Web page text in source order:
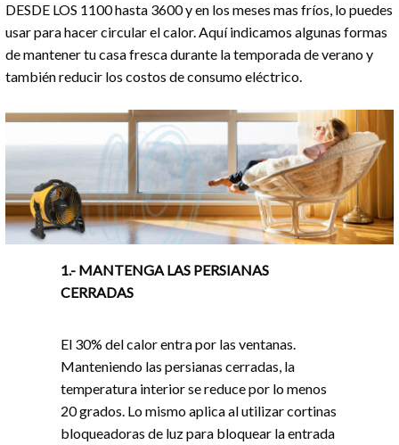
DESDE LOS 1100 hasta 3600 y en los meses mas fríos, lo puedes
usar para hacer circular el calor. Aquí indicamos algunas formas
de mantener tu casa fresca durante la temporada de verano y
también reducir los costos de consumo eléctrico.
1.- MANTENGA LAS PERSIANAS
CERRADAS
El 30% del calor entra por las ventanas.
Manteniendo las persianas cerradas, la
temperatura interior se reduce por lo menos
20 grados. Lo mismo aplica al utilizar cortinas
bloqueadoras de luz para bloquear la entrada